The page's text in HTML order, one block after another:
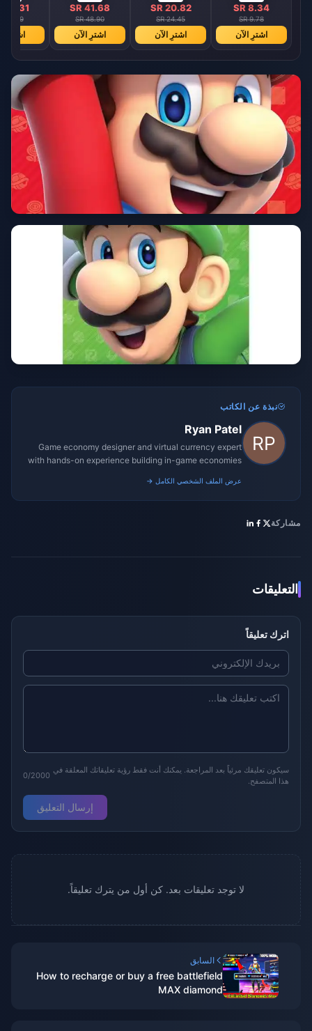
SR 8.34
SR 9.78
اشترِ الآن
SR 20.82
SR 24.45
اشترِ الآن
SR 41.68
SR 48.90
اشترِ الآن
83.31
97.79
اشترِ
نبذة عن الكاتب
Ryan Patel
Game economy designer and virtual currency expert
with hands-on experience building in-game economies
عرض الملف الشخصي الكامل →
مشاركة
التعليقات
اترك تعليقاً
سيكون تعليقك مرئياً بعد المراجعة. يمكنك أنت فقط رؤية تعليقاتك المعلقة في
هذا المتصفح.
0/2000
إرسال التعليق
لا توجد تعليقات بعد. كن أول من يترك تعليقاً.
السابق
How to recharge or buy a free battlefield
MAX diamond